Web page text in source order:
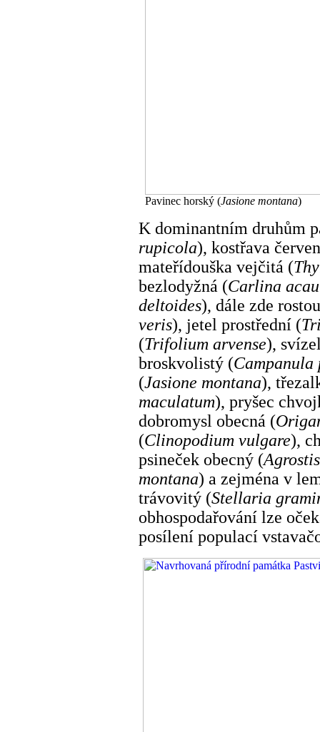
Pavinec horský (Jasione montana)
K dominantním druhům
rupicola), kostřava
mateřídouška vejčitá (
bezlodyžná (Carlina
deltoides), dále zde
veris), jetel prostřední (
(Trifolium arvense),
broskvolistý (
(Jasione montana),
maculatum), pryšec
dobromysl obecná (
(Clinopodium vulgare),
psineček obecný (
montana) a zejména v
trávovitý (Stellaria
obhospodařování lze
posílení populací